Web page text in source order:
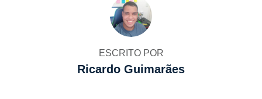
ESCRITO POR
Ricardo Guimarães